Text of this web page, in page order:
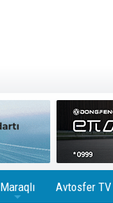
Maraqlı Avtosfer TV